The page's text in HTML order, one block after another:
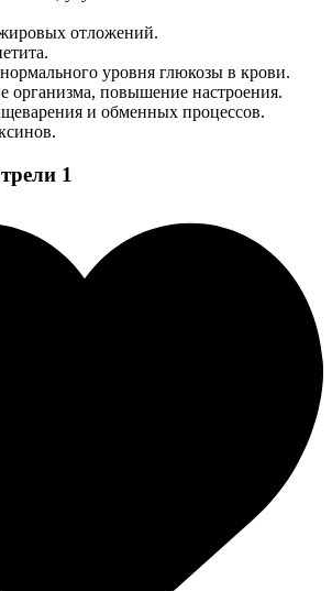
отложений.
уровня глюкозы в крови.
организма, повышение настроения.
и обменных процессов.
1